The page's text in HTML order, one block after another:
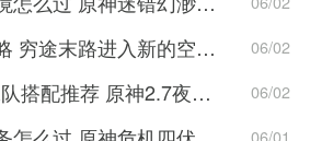
原神穷途末路攻略 穷途末路进入新的空间任务解密流程 06/02
原神2.7夜兰纯水队搭配推荐 原神2.7夜兰纯水队搭配方法 06/02